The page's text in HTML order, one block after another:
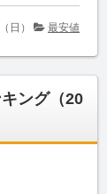
日） 最安値
ング（20